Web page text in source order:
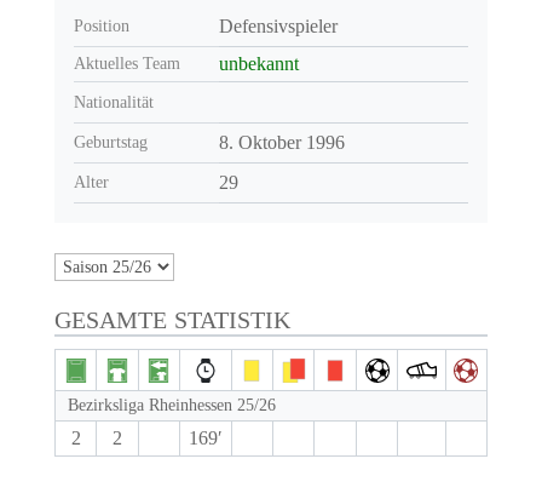
Position Defensivspieler
Aktuelles Team unbekannt
Nationalität
Geburtstag 8. Oktober 1996
Alter 29
GESAMTE STATISTIK
Bezirksliga Rheinhessen 25/26
2 2 169′